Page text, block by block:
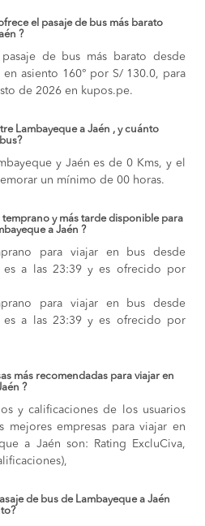
el pasaje de bus más barato
?
de bus más barato desde
en asiento 160° por S/ 130.0, para
de 2026 en kupos.pe.
Lambayeque a Jaén , y cuánto
y Jaén es de 0 Kms, y el
un mínimo de 00 horas.
temprano y más tarde disponible para
a Jaén ?
para viajar en bus desde
es a las 23:39 y es ofrecido por
para viajar en bus desde
es a las 23:39 y es ofrecido por
más recomendadas para viajar en
?
y calificaciones de los usuarios
mejores empresas para viajar en
a Jaén son: Rating ExcluCiva,
de bus de Lambayeque a Jaén